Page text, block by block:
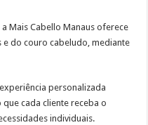
Mais Cabello Manaus oferece
do couro cabeludo, mediante
personalizada
cada cliente receba o
individuais.